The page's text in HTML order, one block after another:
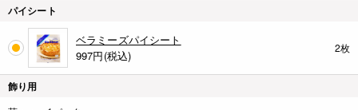
パイシート
ベラミーズパイシート
997円(税込)
2枚
飾り用